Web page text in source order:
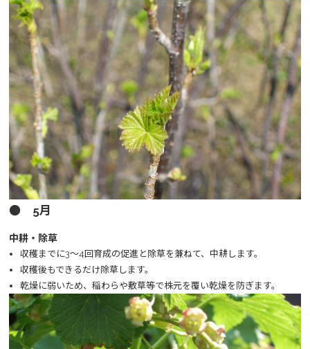
● 5月
中耕・除草
収穫までに3～4回育成の促進と除草を兼ねて、中耕します。
収穫後もできるだけ除草します。
乾燥に弱いため、稲わらや敷草等で株元を覆い乾燥を防ぎます。